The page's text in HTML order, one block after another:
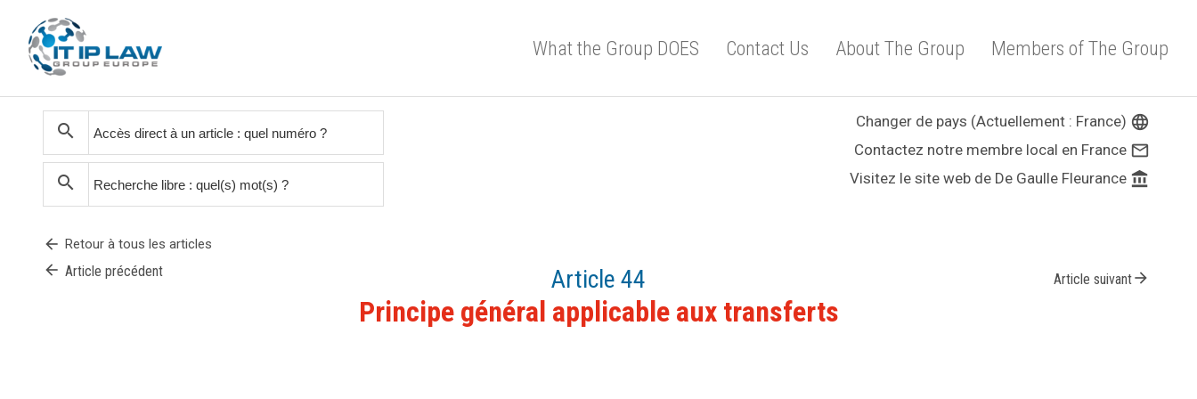
What the Group DOES Contact Us About The Group Members of The Group
search
search
arrow_back Retour à tous les articles
Changer de pays (Actuellement : France) language
Contactez notre membre local en France mail_outline
Visitez le site web de De Gaulle Fleurance account_balance
arrow_back Article précédent Article 44 Article suivantarrow_forward
Principe général applicable aux transferts